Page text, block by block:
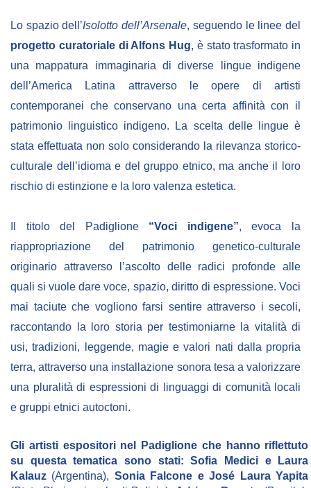
Bandi
Borse di studio
Alta Formazione
Albo fornitori
Contratti/Accordi/Grant
Lo spazio dell’Isolotto dell’Arsenale, seguendo le linee del
progetto curatoriale di Alfons Hug, è stato trasformato in
una mappatura immaginaria di diverse lingue indigene
dell’America Latina attraverso le opere di artisti
contemporanei che conservano una certa affinità con il
patrimonio linguistico indigeno. La scelta delle lingue è
stata effettuata non solo considerando la rilevanza storico-
culturale dell’idioma e del gruppo etnico, ma anche il loro
rischio di estinzione e la loro valenza estetica.
Il titolo del Padiglione “Voci indigene”, evoca la
riappropriazione del patrimonio genetico-culturale
originario attraverso l’ascolto delle radici profonde alle
quali si vuole dare voce, spazio, diritto di espressione. Voci
mai taciute che vogliono farsi sentire attraverso i secoli,
raccontando la loro storia per testimoniarne la vitalità di
usi, tradizioni, leggende, magie e valori nati dalla propria
terra, attraverso una installazione sonora tesa a valorizzare
una pluralità di espressioni di linguaggi di comunità locali
e gruppi etnici autoctoni.
Gli artisti espositori nel Padiglione che hanno riflettuto
su questa tematica sono stati: Sofia Medici e Laura
Kalauz (Argentina), Sonia Falcone e José Laura Yapita